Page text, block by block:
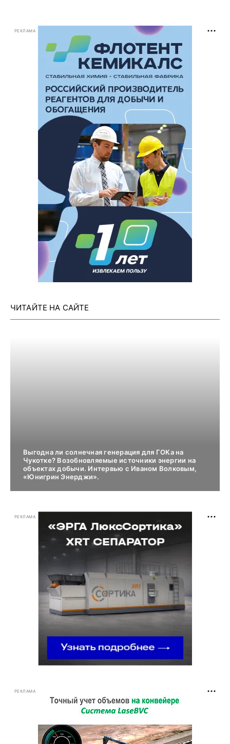
РЕКЛАМА
ЧИТАЙТЕ НА САЙТЕ
Выгодна ли солнечная генерация для ГОКа на
Чукотке? Возобновляемые источники энергии на
объектах добычи. Интервью с Иваном Волковым,
«Юнигрин Энерджи».
РЕКЛАМА
РЕКЛАМА